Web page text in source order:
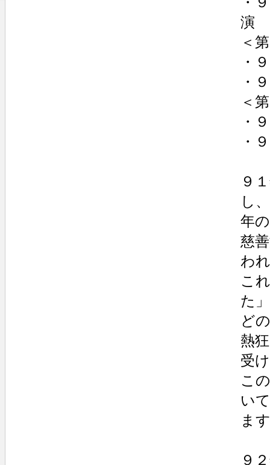
演
＜
・
・
＜
・
・
９
し
年
慈
わ
こ
た
ど
熱
受
こ
い
ま
９